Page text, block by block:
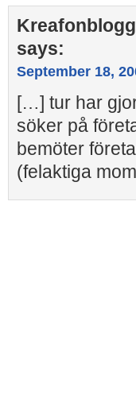
says:
September 18,
[…] tur har
söker på
bemöter
(felaktiga